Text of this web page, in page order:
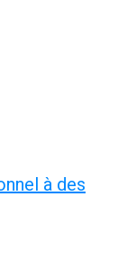
à des